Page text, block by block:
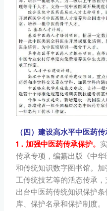
（四）建设高水平中医药
1．加强中医药传承保护。
传承专项，编纂出版《中
和传统知识数字图书馆。
工传统技艺等的活态传承
出台中医药传统知识保护
库、保护名录和保护制度。